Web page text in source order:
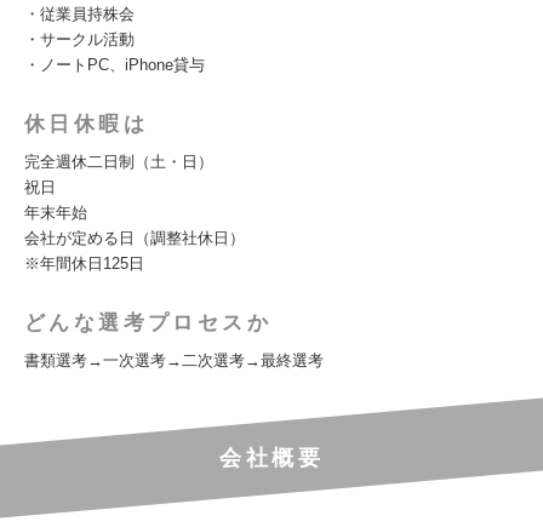
・従業員持株会
・サークル活動
・ノートPC、iPhone貸与
休日休暇は
完全週休二日制（土・日）
祝日
年末年始
会社が定める日（調整社休日）
※年間休日125日
どんな選考プロセスか
書類選考→一次選考→二次選考→最終選考
会社概要